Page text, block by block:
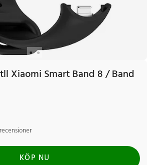
Xiaomi Smart Band 8 / Band
recensioner
KÖP NU